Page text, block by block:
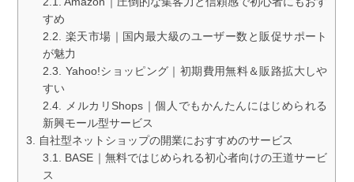
すめ
楽天市場｜国内最大級のユーザー数と販促サポート
が魅力
Yahoo!ショッピング｜初期費用無料＆販路拡大しや
すい
メルカリShops｜個人でもかんたんにはじめられる
新興モール型サービス
自社型ネットショップの開業におすすめのサービス
BASE｜無料ではじめられる初心者向けの王道サービ
ス